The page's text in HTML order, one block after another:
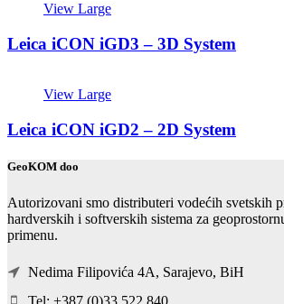
View Large
Leica iCON iGD3 – 3D System
View Large
Leica iCON iGD2 – 2D System
GeoKOM doo
Autorizovani smo distributeri vodećih svetskih
hardverskih i softverskih sistema za
primenu.
Nedima Filipovića 4A, Sarajevo, BiH
Tel: +387 (0)33 522 840